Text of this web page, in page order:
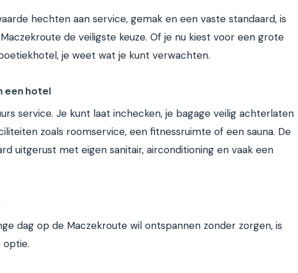
hechten aan service, gemak en een vaste standaard, is
de veiligste keuze. Of je nu kiest voor een grote
je weet wat je kunt verwachten.
een hotel
service. Je kunt laat inchecken, je bagage veilig achterlaten
zoals roomservice, een fitnessruimte of een sauna. De
uitgerust met eigen sanitair, airconditioning en vaak een
dag op de Maczekroute wil ontspannen zonder zorgen, is
optie.